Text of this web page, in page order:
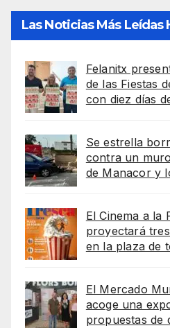
Las Noticias Más Leídas
Felanitx
de las Fiestas
con diez días
Se estrella
contra un
de Manacor y
El Cinema a la
proyectará
en la plaza de
El Mercado
acoge una
propuestas de